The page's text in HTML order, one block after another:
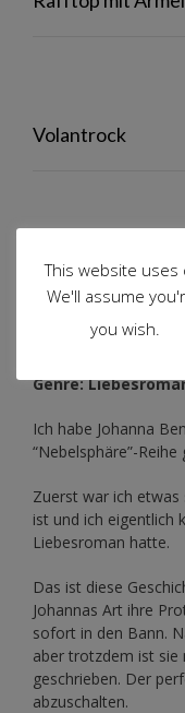
Volantrock
Auf meinem
Genre:
Ich habe Johanna
“Nebelsphäre”-Reihe
Zuerst war ich etwas
ist und ich eigentlich
Liebesroman hatte.
Das ist diese
Johannas Art ihre
sofort in den Bann.
aber trotzdem ist sie
geschrieben. Der
abzuschalten.
This website
We'll assume
you wish.